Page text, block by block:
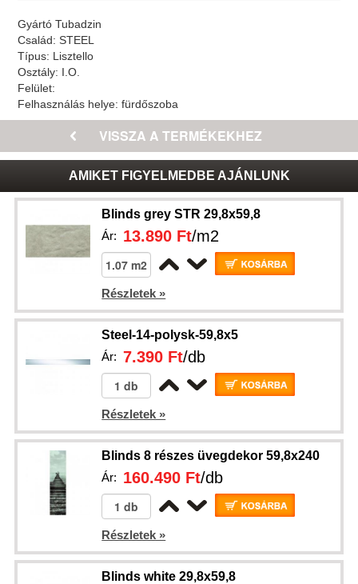
GyártóTubadzin
Család:STEEL
Típus: Lisztello
Osztály: I.O.
Felület:
Felhasználás helye:fürdőszoba
AMIKET FIGYELMEDBE AJÁNLUNK
Blinds grey STR 29,8x59,8
Ár: 13.890 Ft/m2
Részletek »
Steel-14-polysk-59,8x5
Ár:7.390 Ft/db
Részletek »
Blinds 8 részes üvegdekor 59,8x240
Ár: 160.490 Ft/db
Részletek »
Blinds white 29,8x59,8